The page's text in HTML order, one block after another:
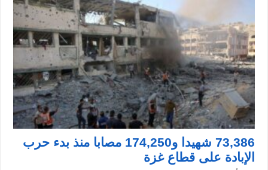
73,386 شهيدا و174,250 مصابا منذ بدء حرب
الإبادة على قطاع غزة